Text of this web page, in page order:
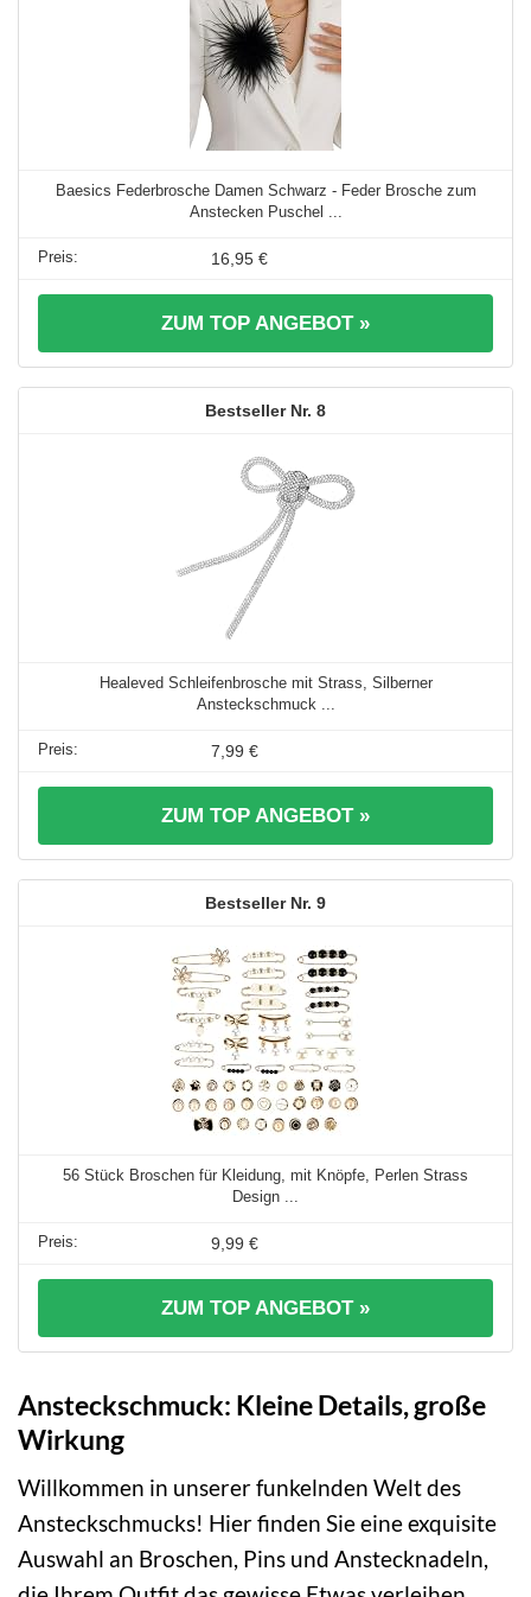
Baesics Federbrosche Damen Schwarz - Feder Brosche zum
Anstecken Puschel ...
16,95 €
ZUM TOP ANGEBOT »
8
Healeved Schleifenbrosche mit Strass, Silberner
Ansteckschmuck ...
7,99 €
ZUM TOP ANGEBOT »
9
56 Stück Broschen für Kleidung, mit Knöpfe, Perlen Strass
Design ...
9,99 €
ZUM TOP ANGEBOT »
Ansteckschmuck: Kleine Details, große
Wirkung
Willkommen in unserer funkelnden Welt des
Ansteckschmucks! Hier finden Sie eine exquisite
Auswahl an Broschen, Pins und Anstecknadeln,